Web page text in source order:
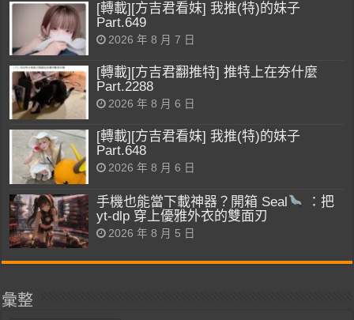
[轉載][方吉君看妹] 我推(特)的妹子
Part.649
2026 年 8 月 7 日
[轉載][方吉君翻推特] 推特上在夯什麼
Part.2288
2026 年 8 月 6 日
[轉載][方吉君看妹] 我推(特)的妹子
Part.648
2026 年 8 月 6 日
手機也能當下載神器？開箱 Seal
：把
yt-dlp 穿上優雅外衣的雙面刃
2026 年 8 月 5 日
彙整